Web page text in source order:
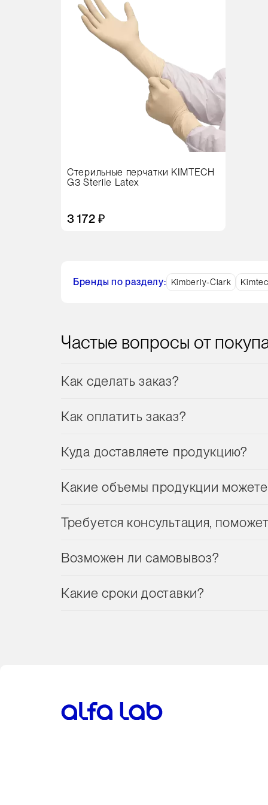
Стерильные перчатки KIMTECH
G3 Sterile Latex
3 172 ₽
Бренды по разделу: Kimberly-Clark
Частые вопросы от
Как сделать заказ?
Как оплатить заказ?
Куда доставляете продукцию?
Какие объемы продукции можете
Требуется консультация,
Возможен ли самовывоз?
Какие сроки доставки?